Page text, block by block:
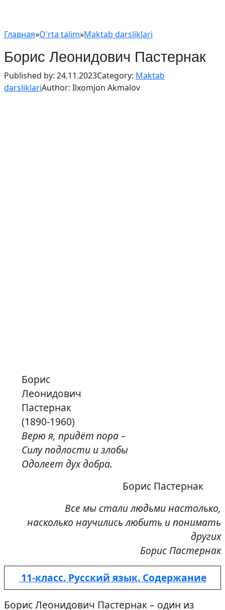
Главная»O'rta talim»Maktab darsliklari
Борис Леонидович Пастернак
Published by: 24.11.2023Category: Maktab
darsliklariAuthor: Ilxomjon Akmalov
Борис
Леонидович
Пастернак
(1890-1960)
Верю я, придёт пора –
Силу подлости и злобы
Одолеет дух добра.
Борис Пастернак
Все мы стали людьми настолько,
насколько научились любить и понимать
других
Борис Пастернак
11-класс. Русский язык. Содержание
Борис Леонидович Пастернак – один из